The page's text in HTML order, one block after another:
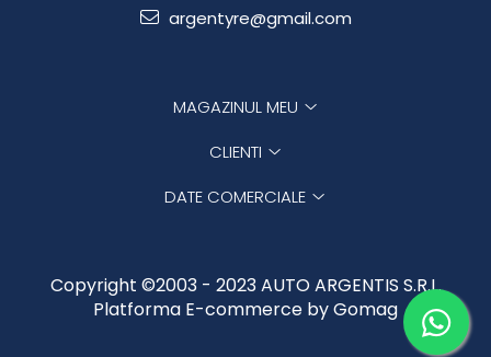
argentyre@gmail.com
MAGAZINUL MEU
CLIENTI
DATE COMERCIALE
Copyright ©2003 - 2023 AUTO ARGENTIS S.R.L.
Platforma E-commerce by Gomag